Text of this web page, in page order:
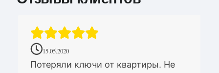
15.05.2020
Потеряли ключи от квартиры. Не